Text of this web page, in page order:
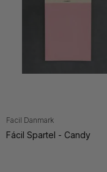
Facil Danmark
Fácil Spartel - Candy